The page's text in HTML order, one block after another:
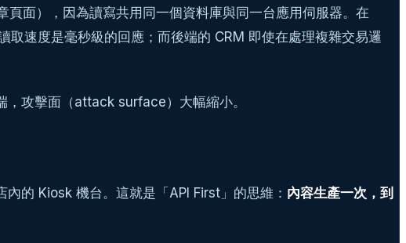
面），因為讀寫共用同一個資料庫與同一台應用伺服器。在
速度是毫秒級的回應；而後端的 CRM 即使在處理複雜交易邏
，攻擊面（attack surface）大幅縮小。
的 Kiosk 機台。這就是「API First」的思維： 內容生產一次，到